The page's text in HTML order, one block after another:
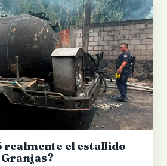
realmente el estallido
Granjas?